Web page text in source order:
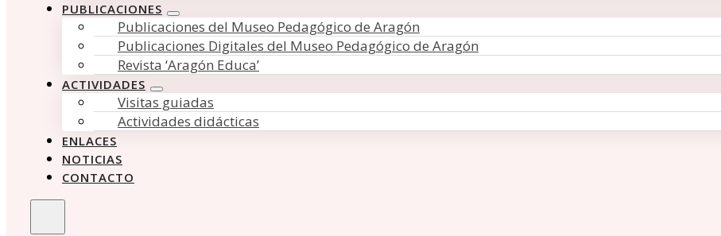
PUBLICACIONES
Publicaciones del Museo Pedagógico de Aragón
Publicaciones Digitales del Museo Pedagógico de Aragón
Revista ‘Aragón Educa’
ACTIVIDADES
Visitas guiadas
Actividades didácticas
ENLACES
NOTICIAS
CONTACTO